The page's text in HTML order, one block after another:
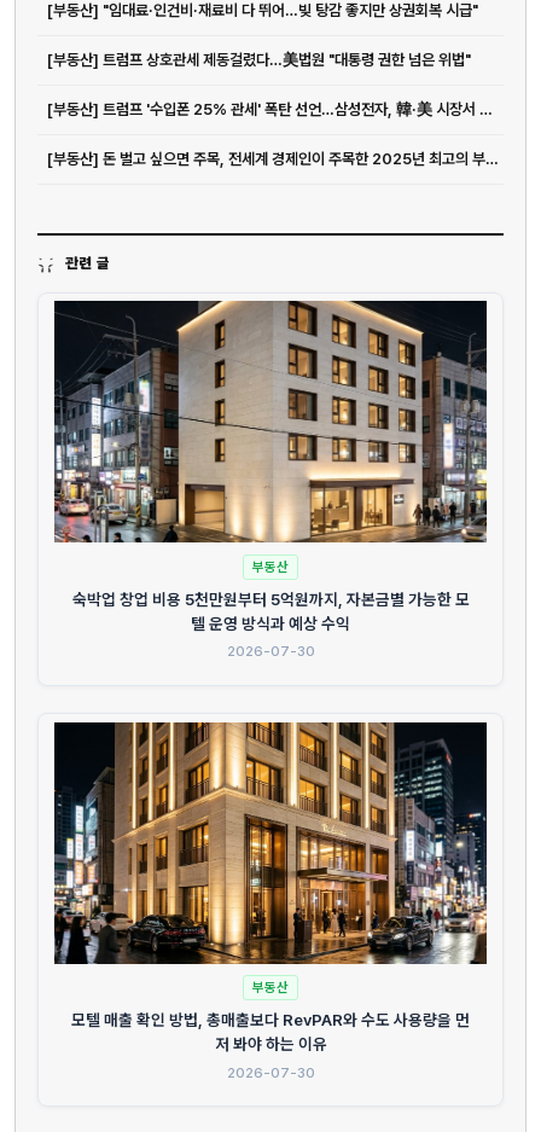
[부동산] "임대료·인건비·재료비 다 뛰어…빚 탕감 좋지만 상권회복 시급"
[부동산] 트럼프 상호관세 제동걸렸다…美법원 "대통령 권한 넘은 위법"
[부동산] 트럼프 '수입폰 25% 관세' 폭탄 선언…삼성전자, 韓·美 시장서 고민 커...
[부동산] 돈 벌고 싶으면 주목, 전세계 경제인이 주목한 2025년 최고의 부업 7가지
관련 글
부동산
숙박업 창업 비용 5천만원부터 5억원까지, 자본금별 가능한 모
텔 운영 방식과 예상 수익
2026-07-30
부동산
모텔 매출 확인 방법, 총매출보다 RevPAR와 수도 사용량을 먼
저 봐야 하는 이유
2026-07-30